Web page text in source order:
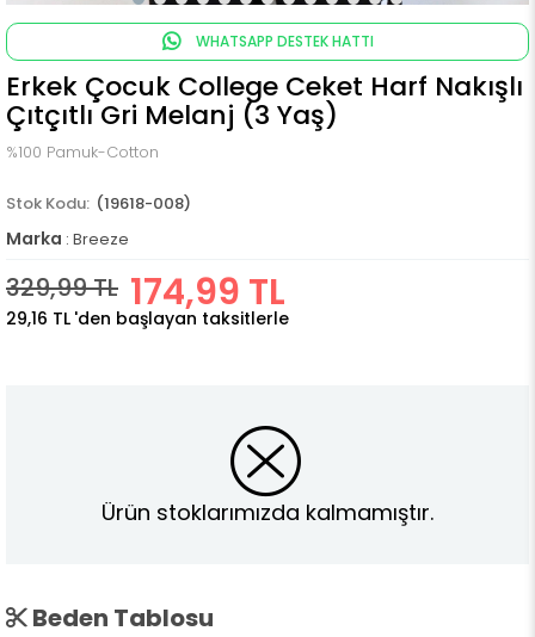
WHATSAPP DESTEK HATTI
Erkek Çocuk College Ceket Harf Nakışlı
Çıtçıtlı Gri Melanj (3 Yaş)
%100 Pamuk-Cotton
(19618-008)
Marka : Breeze
329,99 TL 174,99 TL
29,16 TL 'den başlayan taksitlerle
Ürün stoklarımızda kalmamıştır.
Beden Tablosu